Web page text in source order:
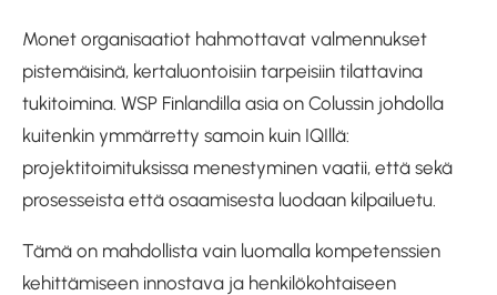
Monet organisaatiot hahmottavat valmennukset
pistemäisinä, kertaluontoisiin tarpeisiin tilattavina
tukitoimina. WSP Finlandilla asia on Colussin johdolla
kuitenkin ymmärretty samoin kuin IQIllä:
projektitoimituksissa menestyminen vaatii, että sekä
prosesseista että osaamisesta luodaan kilpailuetu.
Tämä on mahdollista vain luomalla kompetenssien
kehittämiseen innostava ja henkilökohtaiseen